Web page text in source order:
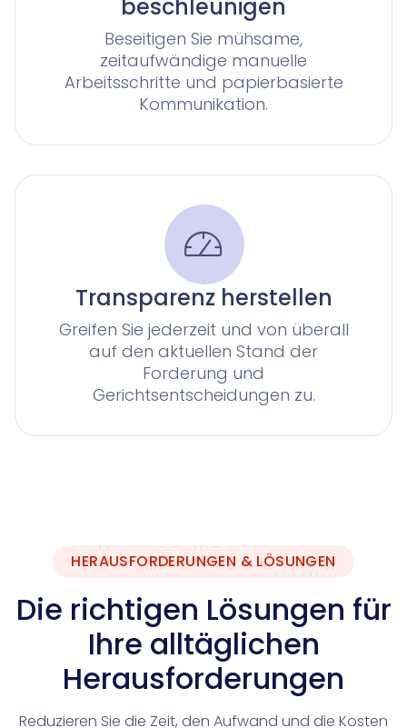
beschleunigen
Beseitigen Sie mühsame,
zeitaufwändige manuelle
Arbeitsschritte und papierbasierte
Kommunikation.
Transparenz herstellen
Greifen Sie jederzeit und von überall
auf den aktuellen Stand der
Forderung und
Gerichtsentscheidungen zu.
HERAUSFORDERUNGEN & LÖSUNGEN
Die richtigen Lösungen für
Ihre alltäglichen
Herausforderungen
Reduzieren Sie die Zeit, den Aufwand und die Kosten